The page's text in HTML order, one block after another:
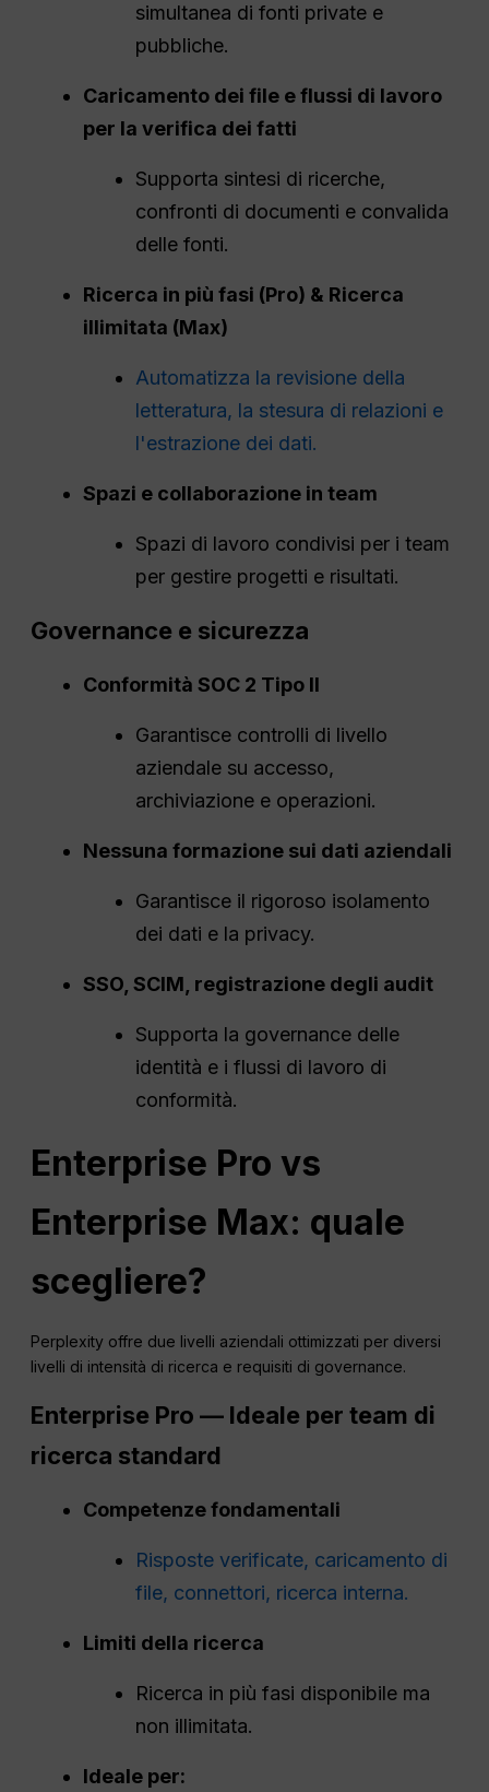
simultanea di fonti private e
pubbliche.
Caricamento dei file e flussi di lavoro
per la verifica dei fatti
Supporta sintesi di ricerche,
confronti di documenti e convalida
delle fonti.
Ricerca in più fasi (Pro) & Ricerca
illimitata (Max)
Automatizza la revisione della
letteratura, la stesura di relazioni e
l'estrazione dei dati.
Spazi e collaborazione in team
Spazi di lavoro condivisi per i team
per gestire progetti e risultati.
Governance e sicurezza
Conformità SOC 2 Tipo II
Garantisce controlli di livello
aziendale su accesso,
archiviazione e operazioni.
Nessuna formazione sui dati aziendali
Garantisce il rigoroso isolamento
dei dati e la privacy.
SSO, SCIM, registrazione degli audit
Supporta la governance delle
identità e i flussi di lavoro di
conformità.
Enterprise Pro vs
Enterprise Max: quale
scegliere?
Perplexity offre due livelli aziendali ottimizzati per diversi
livelli di intensità di ricerca e requisiti di governance.
Enterprise Pro — Ideale per team di
ricerca standard
Competenze fondamentali
Risposte verificate, caricamento di
file, connettori, ricerca interna.
Limiti della ricerca
Ricerca in più fasi disponibile ma
non illimitata.
Ideale per: